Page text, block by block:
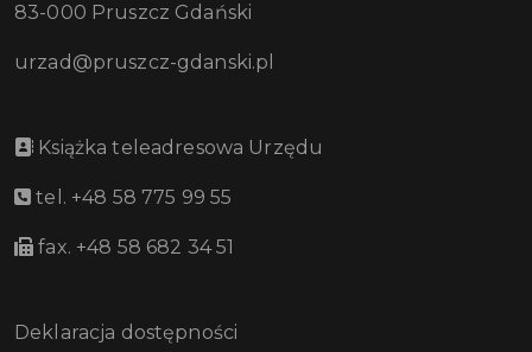
83-000 Pruszcz Gdański
urzad@pruszcz-gdanski.pl
Książka teleadresowa Urzędu
tel. +48 58 775 99 55
fax. +48 58 682 34 51
Deklaracja dostępności